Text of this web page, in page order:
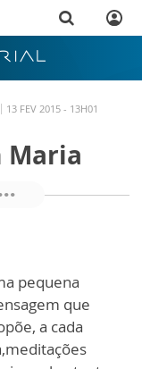
13 FEV 2015 - 13H01
Maria
pequena
que
a cada